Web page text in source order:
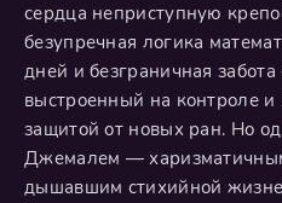
сердца неприступную
безупречная логика
дней и безграничная
выстроенный на контроле
защитой от новых ран. Но
Джемалем —
дышавшим стихийной